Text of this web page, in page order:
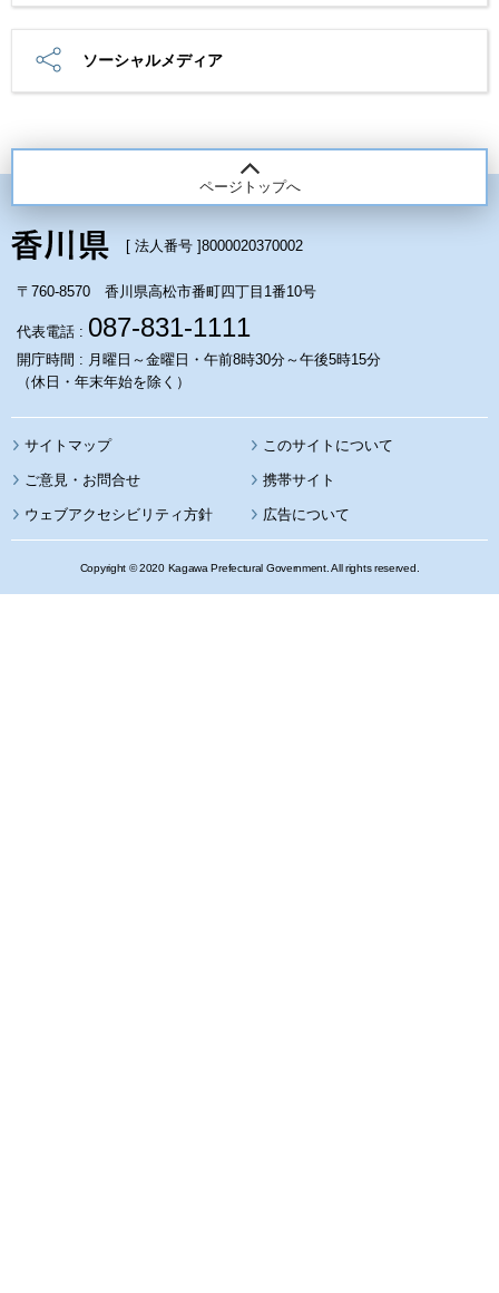
ソーシャルメディア
ページトップへ
[ 法人番号 ]8000020370002
〒760-8570 香川県高松市番町四丁目1番10号
代表電話 : 087-831-1111
開庁時間 : 月曜日～金曜日・午前8時30分～午後5時15分
（休日・年末年始を除く）
サイトマップ このサイトについて
携帯サイト
ウェブアクセシビリティ方針 広告について
Copyright © 2020 Kagawa Prefectural Government. All rights reserved.